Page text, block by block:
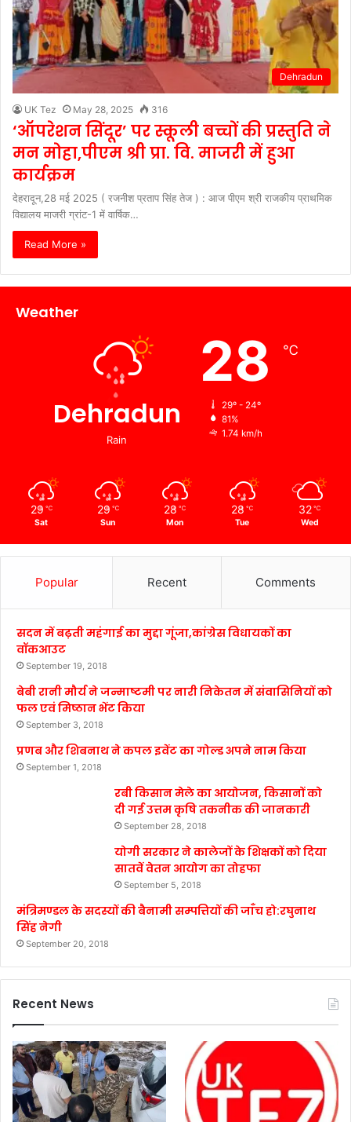
Dehradun
UK Tez May 28, 2025 316
‘ऑपरेशन सिंदूर’ पर स्कूली बच्चों की प्रस्तुति ने
मन मोहा,पीएम श्री प्रा. वि. माजरी में हुआ
कार्यक्रम
देहरादून,28 मई 2025 ( रजनीश प्रताप सिंह तेज ) : आज पीएम श्री राजकीय प्राथमिक
विद्यालय माजरी ग्रांट-1 में वार्षिक…
Read More »
Weather
Dehradun
Rain
28 ℃
29º - 24º
81%
1.74 km/h
29 ℃
Sat
29 ℃
Sun
28 ℃
Mon
28 ℃
Tue
32 ℃
Wed
Popular Recent Comments
सदन में बढ़ती महंगाई का मुद्दा गूंजा,कांग्रेस विधायकों का
वॉकआउट
September 19, 2018
बेबी रानी मौर्य ने जन्माष्टमी पर नारी निकेतन में संवासिनियों को
फल एवं मिष्ठान भेंट किया
September 3, 2018
प्रणब और शिबनाथ ने कपल इवेंट का गोल्ड अपने नाम किया
September 1, 2018
रबी किसान मेले का आयोजन, किसानों को
दी गई उत्तम कृषि तकनीक की जानकारी
September 28, 2018
योगी सरकार ने कालेजों के शिक्षकों को दिया
सातवें वेतन आयोग का तोहफा
September 5, 2018
मंत्रिमण्डल के सदस्यों की बैनामी सम्पत्तियों की जाँच हो:रघुनाथ
सिंह नेगी
September 20, 2018
Recent News